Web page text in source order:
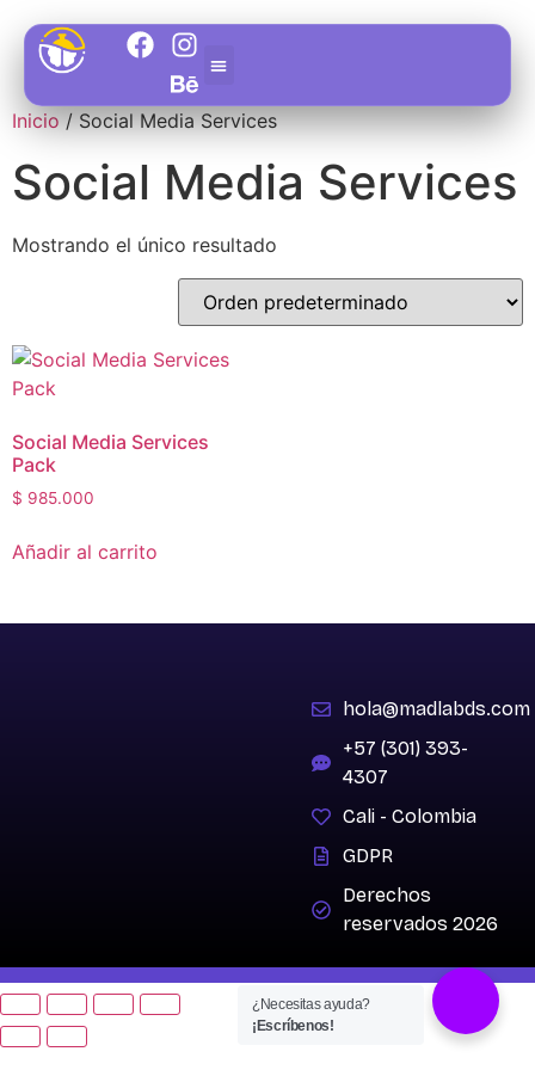
Inicio/ Social Media Services
Social Media Services
Mostrando el único resultado
Social Media Services
Pack
$ 985.000
Añadir al carrito
hola@madlabds.com
+57 (301) 393-
4307
Cali - Colombia
GDPR
Derechos
reservados 2026
¿Necesitas ayuda?
¡Escríbenos!